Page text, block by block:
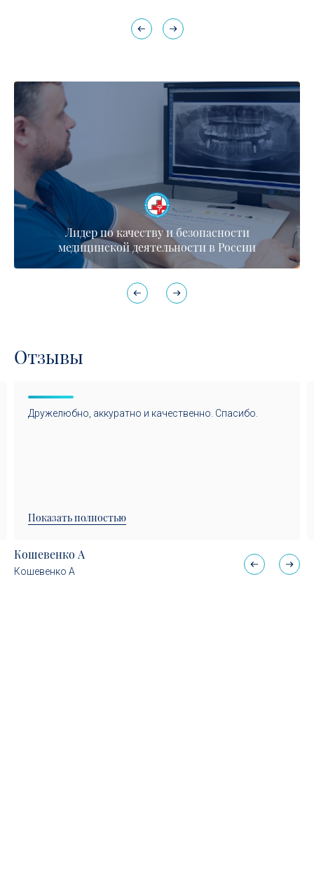
Лидер по качеству и безопасности
медицинской деятельности в России
Отзывы
Дружелюбно, аккуратно и качественно. Спасибо.
Показать полностью
Кошевенко А
Кошевенко А